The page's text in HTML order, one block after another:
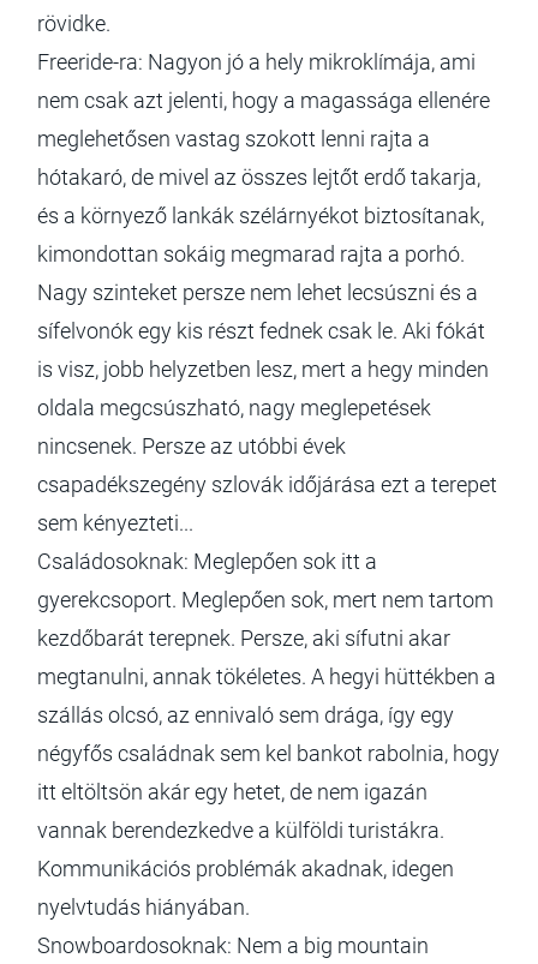
rövidke.
Freeride-ra: Nagyon jó a hely mikroklímája, ami
nem csak azt jelenti, hogy a magassága ellenére
meglehetősen vastag szokott lenni rajta a
hótakaró, de mivel az összes lejtőt erdő takarja,
és a környező lankák szélárnyékot biztosítanak,
kimondottan sokáig megmarad rajta a porhó.
Nagy szinteket persze nem lehet lecsúszni és a
sífelvonók egy kis részt fednek csak le. Aki fókát
is visz, jobb helyzetben lesz, mert a hegy minden
oldala megcsúszható, nagy meglepetések
nincsenek. Persze az utóbbi évek
csapadékszegény szlovák időjárása ezt a terepet
sem kényezteti...
Családosoknak: Meglepően sok itt a
gyerekcsoport. Meglepően sok, mert nem tartom
kezdőbarát terepnek. Persze, aki sífutni akar
megtanulni, annak tökéletes. A hegyi hüttékben a
szállás olcsó, az ennivaló sem drága, így egy
négyfős családnak sem kel bankot rabolnia, hogy
itt eltöltsön akár egy hetet, de nem igazán
vannak berendezkedve a külföldi turistákra.
Kommunikációs problémák akadnak, idegen
nyelvtudás hiányában.
Snowboardosoknak: Nem a big mountain